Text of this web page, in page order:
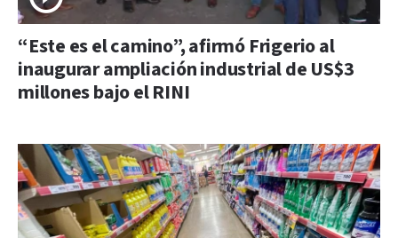
“Este es el camino”, afirmó Frigerio al
inaugurar ampliación industrial de US$3
millones bajo el RINI